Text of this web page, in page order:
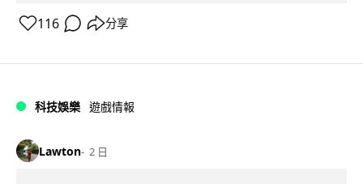
116 分享
科技娛樂 遊戲情報
Lawton 2 日